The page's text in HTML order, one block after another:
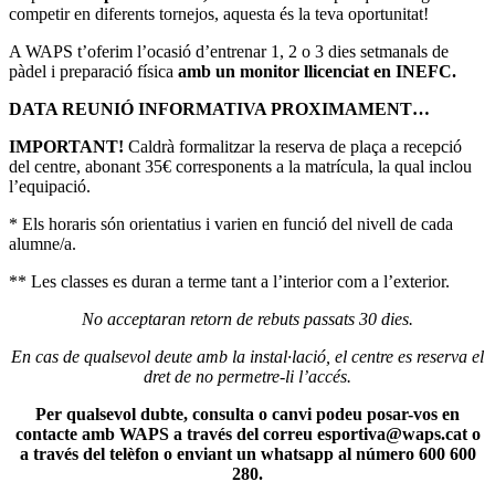
competir en diferents tornejos, aquesta és la teva oportunitat!
A WAPS t’oferim l’ocasió d’entrenar 1, 2 o 3 dies setmanals de
pàdel i preparació física amb un monitor llicenciat en INEFC.
DATA REUNIÓ INFORMATIVA PROXIMAMENT…
IMPORTANT! Caldrà formalitzar la reserva de plaça a recepció
del centre, abonant 35€ corresponents a la matrícula, la qual inclou
l’equipació.
* Els horaris són orientatius i varien en funció del nivell de cada
alumne/a.
** Les classes es duran a terme tant a l’interior com a l’exterior.
No acceptaran retorn de rebuts passats 30 dies.
En cas de qualsevol deute amb la instal·lació, el centre es reserva el
dret de no permetre-li l’accés.
Per qualsevol dubte, consulta o canvi podeu posar-vos en
contacte amb WAPS a través del correu esportiva@waps.cat o
a través del telèfon o enviant un whatsapp al número 600 600
280.